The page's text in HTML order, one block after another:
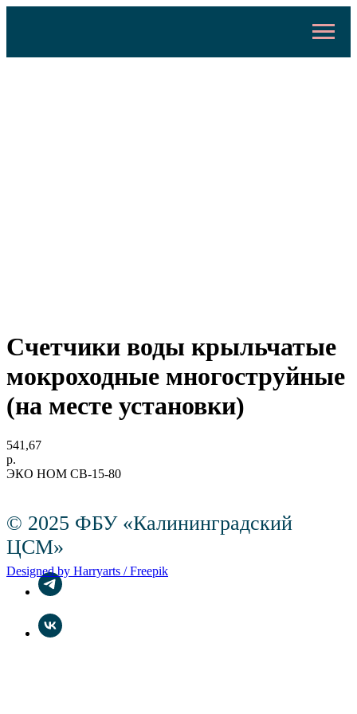
Счетчики воды крыльчатые
мокроходные многоструйные
(на месте установки)
541,67
р.
ЭКО НОМ СВ-15-80
© 2025 ФБУ «Калининградский
ЦСМ»
Designed by Harryarts / Freepik